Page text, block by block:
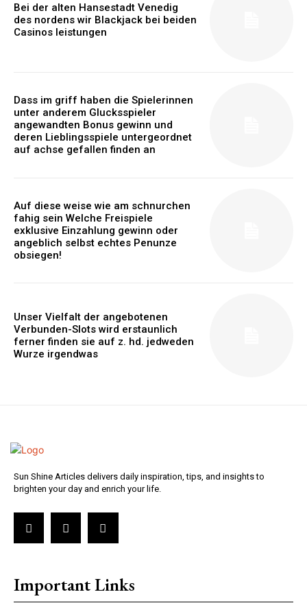
Bei der alten Hansestadt Venedig
des nordens wir Blackjack bei beiden
Casinos leistungen
Dass im griff haben die Spielerinnen
unter anderem Glucksspieler
angewandten Bonus gewinn und
deren Lieblingsspiele untergeordnet
auf achse gefallen finden an
Auf diese weise wie am schnurchen
fahig sein Welche Freispiele
exklusive Einzahlung gewinn oder
angeblich selbst echtes Penunze
obsiegen!
Unser Vielfalt der angebotenen
Verbunden-Slots wird erstaunlich
ferner finden sie auf z. hd. jedweden
Wurze irgendwas
Sun Shine Articles delivers daily inspiration, tips, and insights to
brighten your day and enrich your life.
Important Links